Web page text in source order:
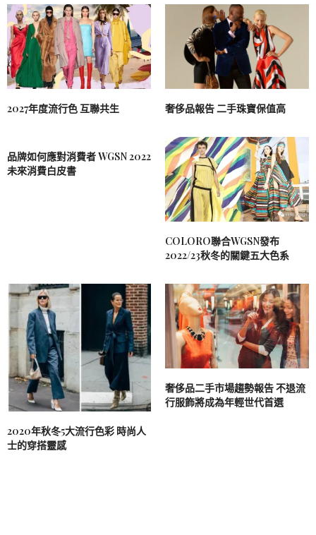
2027年度流行色 互聯共生 奢侈品報告 二手珠寶保值高
品牌如何應對消費者 WGSN 2022
未來消費白皮書
COLORO聯合WGSN發布
2022/23秋冬的關鍵五大色系
2020年秋冬5大流行色彩 時尚人
士的穿搭靈感
奢侈品二手市場趨勢報告 不退流
行服飾將成為年輕世代首選